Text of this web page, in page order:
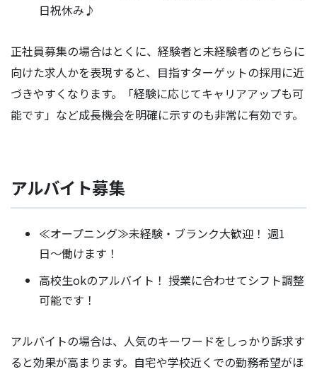
日祝休み♪
正社員募集の場合はとくに、経験者と未経験者のどちらに
向けた求人かを表現すると、目指すターゲットの採用に近
づきやすくなります。「経験に応じてキャリアアップも可
能です」など成長機会を明確に示すのも非常に有効です。
アルバイト募集
≪オープニング≫未経験・ブランク大歓迎！ 週1
日〜働けます！
高校生okのアルバイト！ 授業に合わせてシフト調整
可能です！
アルバイトの場合は、人気のキーワードをしっかり訴求す
ると効果が高まります。自宅や学校近くでの勤務希望がほ